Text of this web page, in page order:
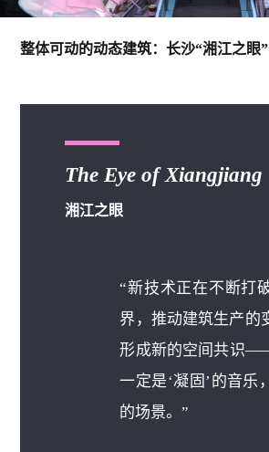
整体可动的动态建筑：长沙“湘江之眼”
The Eye of Xiangjiang
湘江之眼
“新技术正在不断打
界，推动建筑生产的
形成新的空间共识
一定是‘凝固’的音乐
的场景。”